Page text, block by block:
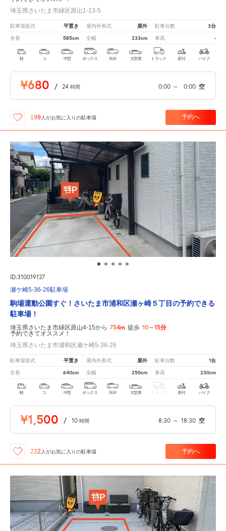
埼玉県さいたま市緑区原山1-13-5
駐車場形式 平置き 屋内外形式 屋外 駐車台数 3台
全長 585cm 全幅 233cm 車高 -
軽 コ 中型 ボックス SUV 大型車 トラック 原付 バイク
¥680 / 24 時間 0:00 ～ 0:00 空
199 人がお気に入りの駐車場 予約へ
ID:310019127
瀬ケ崎5-36-26駐車場
駒場運動公園すぐ！さいたま市浦和区瀬ヶ崎５丁目の予約できる
駐車場！
埼玉県さいたま市緑区原山4-15から 754m 徒歩 10～15分
予約できてオススメ！
埼玉県さいたま市浦和区瀬ケ崎5-36-26
駐車場形式 平置き 屋内外形式 屋外 駐車台数 1台
全長 640cm 全幅 250cm 車高 230cm
軽 コ 中型 ボックス SUV 大型車 トラック 原付 バイク
¥1,500 / 10 時間 8:30 ～ 18:30 空
222 人がお気に入りの駐車場 予約へ